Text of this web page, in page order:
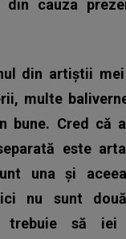
cauza
din artiștii
multe
bune. Cred că
este
una și
nu sunt
trebuie să